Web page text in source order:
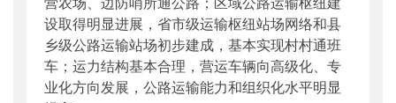
设取得明显进展，省市级运输枢纽站场网络和县
乡级公路运输站场初步建成，基本实现村村通班
车；运力结构基本合理，营运车辆向高级化、专
业化方向发展，公路运输能力和组织化水平明显